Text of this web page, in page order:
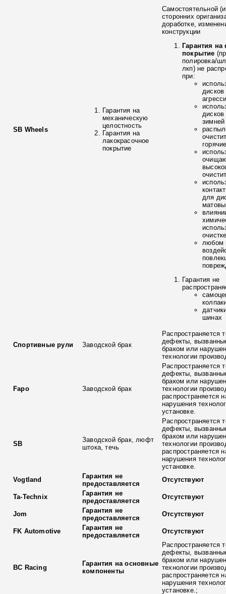
SB Wheels
Гарантия на
механическую
целостность
Гарантия на
лакокрасочное
покрытие
Самостоятельной
сторонних
доработке,
конструкции
Гарантия
покрытие
полировка/
лкп) не
при:
зимней
для
любом
Гарантия не
шинах
Спортивные рули Заводской брак
Распространяется
дефекты,
браком или
технологии
Fapo Заводской брак
Распространяется
дефекты,
браком или
технологии
распространяется
нарушения
установке.
SB
Заводской брак, люфт
штока, течь
Распространяется
дефекты,
браком или
технологии
распространяется
нарушения
установке.
Vogtland
Гарантия не
предоставляется
Отсутствуют
Ta-Technix
Гарантия не
предоставляется
Отсутствуют
Jom
Гарантия не
предоставляется
Отсутствуют
FK Automotive
Гарантия не
предоставляется
Отсутствуют
BC Racing
Гарантия на основные
компоненты
Распространяется
дефекты,
браком или
технологии
распространяется
нарушения
установке.;